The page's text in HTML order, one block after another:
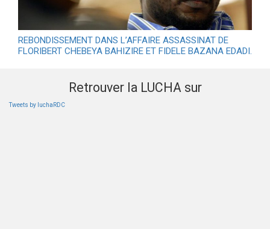
REBONDISSEMENT DANS L’AFFAIRE ASSASSINAT DE
FLORIBERT CHEBEYA BAHIZIRE ET FIDELE BAZANA EDADI.
Retrouver la LUCHA sur
Tweets by luchaRDC